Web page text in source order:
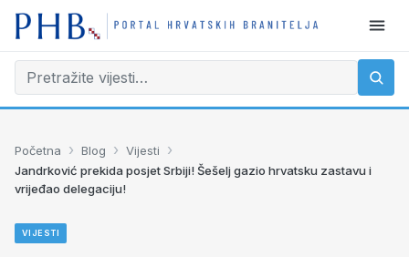
Početna › Blog › Vijesti ›
Jandrković prekida posjet Srbiji! Šešelj gazio hrvatsku zastavu i
vrijeđao delegaciju!
VIJESTI